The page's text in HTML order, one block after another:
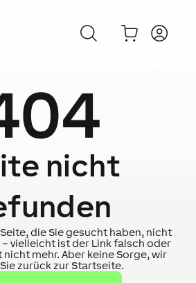
nicht
die Sie gesucht haben, nicht
vielleicht ist der Link falsch oder
mehr. Aber keine Sorge, wir
zurück zur Startseite.